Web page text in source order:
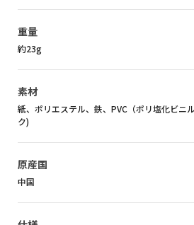
重量
約23g
素材
紙、ポリエステル、鉄、PVC（ポリ塩化ビニ
ク)
原産国
中国